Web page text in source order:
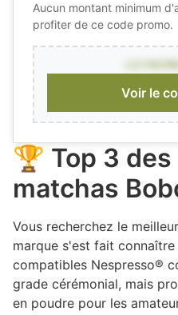
Aucun montant minimum
profiter de ce code promo.
Voir le
🏆 Top 3
matchas
Vous recherchez le
marque s'est fait
compatibles Nespresso®
grade cérémonial, mais
en poudre pour les